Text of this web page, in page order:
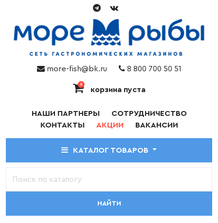
more-fish@bk.ru 8 800 700 50 51
0
корзина пуста
НАШИ ПАРТНЕРЫ
СОТРУДНИЧЕСТВО
КОНТАКТЫ
АКЦИИ ВАКАНСИИ
КАТАЛОГ ТОВАРОВ
НАЙТИ